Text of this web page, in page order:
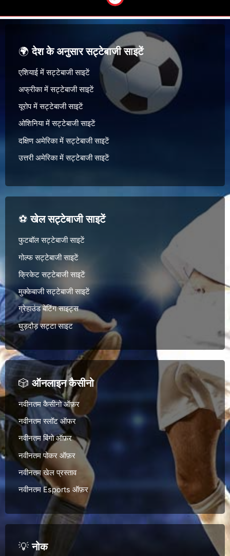
🌍देश के अनुसार सट्टेबाजी साइटें
एशियाई में सट्टेबाजी साइटें
अफ्रीका में सट्टेबाजी साइटें
यूरोप में सट्टेबाजी साइटें
ओशिनिया में सट्टेबाजी साइटें
दक्षिण अमेरिका में सट्टेबाजी साइटें
उत्तरी अमेरिका में सट्टेबाजी साइटें
⚽खेल सट्टेबाजी साइटें
फुटबॉल सट्टेबाजी साइटें
गोल्फ सट्टेबाजी साइटें
क्रिकेट सट्टेबाजी साइटें
मुक्केबाजी सट्टेबाजी साइटें
ग्रेहाउंड बेटिंग साइट्स
घुड़दौड़ सट्टा साइट
🎲ऑनलाइन कैसीनो
नवीनतम कैसीनो ऑफ़र
नवीनतम स्लॉट ऑफर
नवीनतम बिंगो ऑफ़र
नवीनतम पोकर ऑफ़र
नवीनतम खेल प्रस्ताव
नवीनतम Esports ऑफ़र
💡नोक